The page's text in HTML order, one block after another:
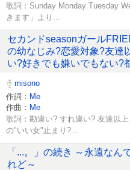
歌詞：Sunday Monday Tuesday
きます」より...
セカンドseasonガール
の幼なじみ?恋愛対象?友達
い?好きでも嫌いでもない?
misono
作詞： Me
作曲： Me
歌詞：勘違い? すれ違い? 友達以
の"いい女"止まり?...
「...。」の続き ～永遠なん
れど～